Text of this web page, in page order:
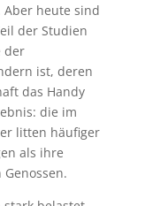
heute sind
der Studien
der
ist, deren
das Handy
die im
litten häufiger
als ihre